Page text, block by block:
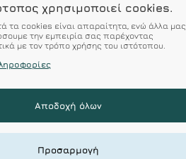
Αντοχή
τιμές
ΠΡΟΪΟΝΤΑ ΕΙΔΑΤΕ ΠΡΟΣΦΑΤΑ
χρησιμοποιεί cookies.
τα cookies είναι απαραίτητα, ενώ άλλα μας
την εμπειρία σας παρέχοντας
με τον τρόπο χρήσης του ιστότοπου.
Αποδοχή όλων
Προσαρμογή